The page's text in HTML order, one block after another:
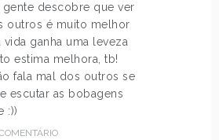
gente descobre que ver
outros é muito melhor
ganha uma leveza
estima melhora, tb!
fala mal dos outros se
escutar as bobagens
:))